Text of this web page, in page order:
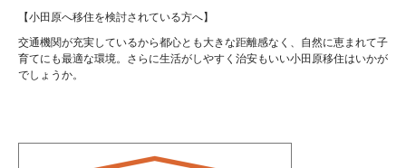
【小田原へ移住を検討されている方へ】
交通機関が充実しているから都心とも大きな距離感なく、自然に恵まれて子
育てにも最適な環境。さらに生活がしやすく治安もいい小田原移住はいかが
でしょうか。